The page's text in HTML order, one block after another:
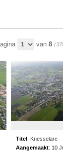
van 8
Titel: Knesselare
Aangemaakt: 10